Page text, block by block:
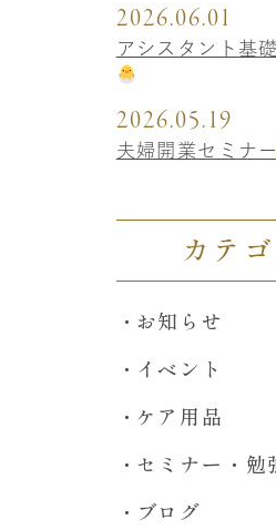
2026.06.01
アシスタント基
2026.05.19
夫婦開業セミナー
カテ
お知らせ
イベント
ケア用品
セミナー・勉
ブログ